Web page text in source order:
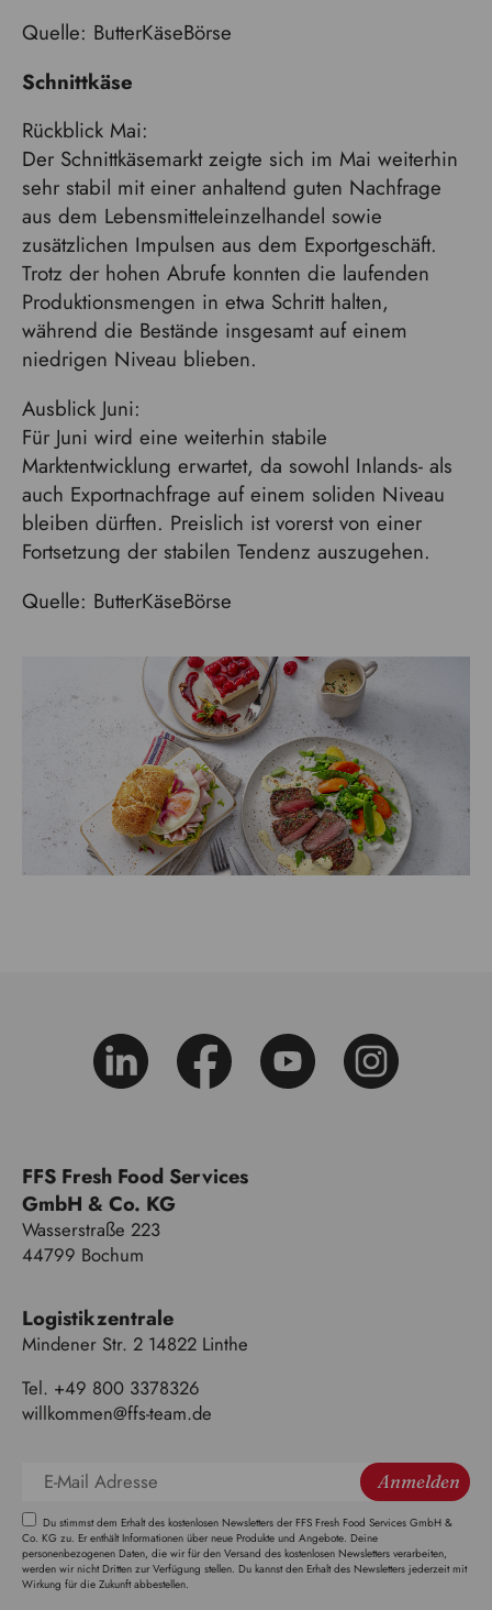
Quelle: ButterKäseBörse
Schnittkäse
Rückblick Mai:
Der Schnittkäsemarkt zeigte sich im Mai weiterhin
sehr stabil mit einer anhaltend guten Nachfrage
aus dem Lebensmitteleinzelhandel sowie
zusätzlichen Impulsen aus dem Exportgeschäft.
Trotz der hohen Abrufe konnten die laufenden
Produktionsmengen in etwa Schritt halten,
während die Bestände insgesamt auf einem
niedrigen Niveau blieben.
Ausblick Juni:
Für Juni wird eine weiterhin stabile
Marktentwicklung erwartet, da sowohl Inlands- als
auch Exportnachfrage auf einem soliden Niveau
bleiben dürften. Preislich ist vorerst von einer
Fortsetzung der stabilen Tendenz auszugehen.
Quelle: ButterKäseBörse
FFS Fresh Food Services
GmbH & Co. KG
Wasserstraße 223
44799 Bochum
Logistikzentrale
Mindener Str. 2 14822 Linthe
Tel. +49 800 3378326
willkommen@ffs-team.de
Anmelden
Du stimmst dem Erhalt des kostenlosen Newsletters der FFS Fresh Food Services GmbH &
Co. KG zu. Er enthält Informationen über neue Produkte und Angebote. Deine
personenbezogenen Daten, die wir für den Versand des kostenlosen Newsletters verarbeiten,
werden wir nicht Dritten zur Verfügung stellen. Du kannst den Erhalt des Newsletters jederzeit mit
Wirkung für die Zukunft abbestellen.